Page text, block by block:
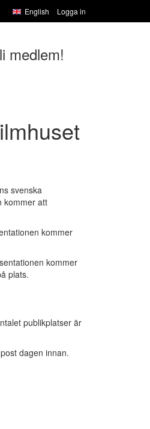
English Logga in
medlem!
svenska
kommer att
kommer
kommer
plats.
publikplatser är
dagen innan.